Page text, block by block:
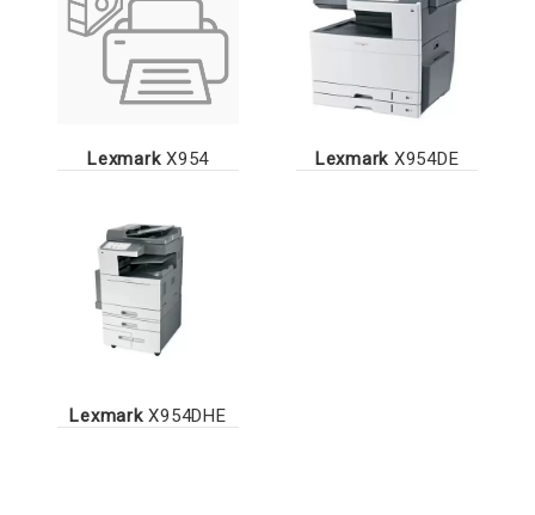
LexmarkX954 Lexmark X954DE
LexmarkX954DHE